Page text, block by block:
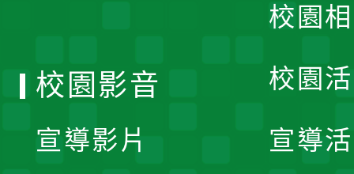
校園
校園
宣導
校園影音
宣導影片